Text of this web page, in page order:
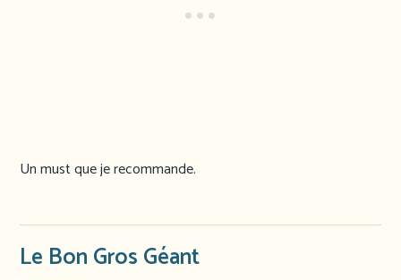
Un must que je recommande.
Le Bon Gros Géant